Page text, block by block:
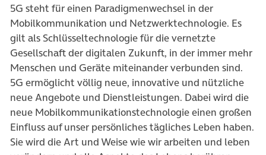
5G steht für einen Paradigmenwechsel in der
Mobilkommunikation und Netzwerktechnologie. Es
gilt als Schlüsseltechnologie für die vernetzte
Gesellschaft der digitalen Zukunft, in der immer mehr
Menschen und Geräte miteinander verbunden sind.
5G ermöglicht völlig neue, innovative und nützliche
neue Angebote und Dienstleistungen. Dabei wird die
neue Mobilkommunikationstechnologie einen großen
Einfluss auf unser persönliches tägliches Leben haben.
Sie wird die Art und Weise wie wir arbeiten und leben